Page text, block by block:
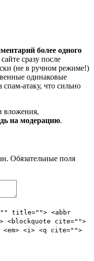
более одного
сразу после
(не в ручном режиме!)
одинаковые
атаку, что сильно
вложения,
на модерацию.
Обязательные поля
title=""> <abbr
<blockquote cite="">
<i> <q cite="">